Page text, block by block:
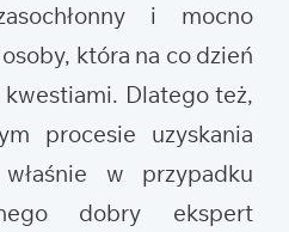
i mocno
która na co dzień
Dlatego też,
procesie uzyskania
w przypadku
dobry ekspert